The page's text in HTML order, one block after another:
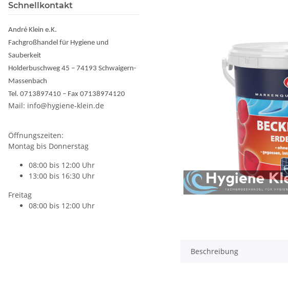
Beschreibung
Schnellkontakt
André Klein e.K.
Fachgroßhandel für Hygiene und
Sauberkeit
Holderbuschweg 45 – 74193 Schwaigern-
Massenbach
Tel. 0713897410 – Fax 07138974120
Mail: info@hygiene-klein.de
Öffnungszeiten:
Montag bis Donnerstag
08:00 bis 12:00 Uhr
13:00 bis 16:30 Uhr
Freitag
08:00 bis 12:00 Uhr